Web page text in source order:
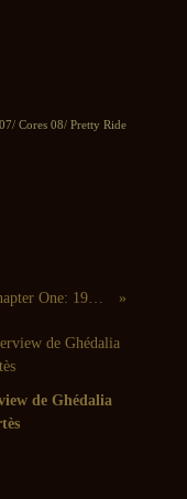
Cores 08/ Pretty Ride
Iskra 1903 : Chapter One: 1970-1972
de Ghédalia